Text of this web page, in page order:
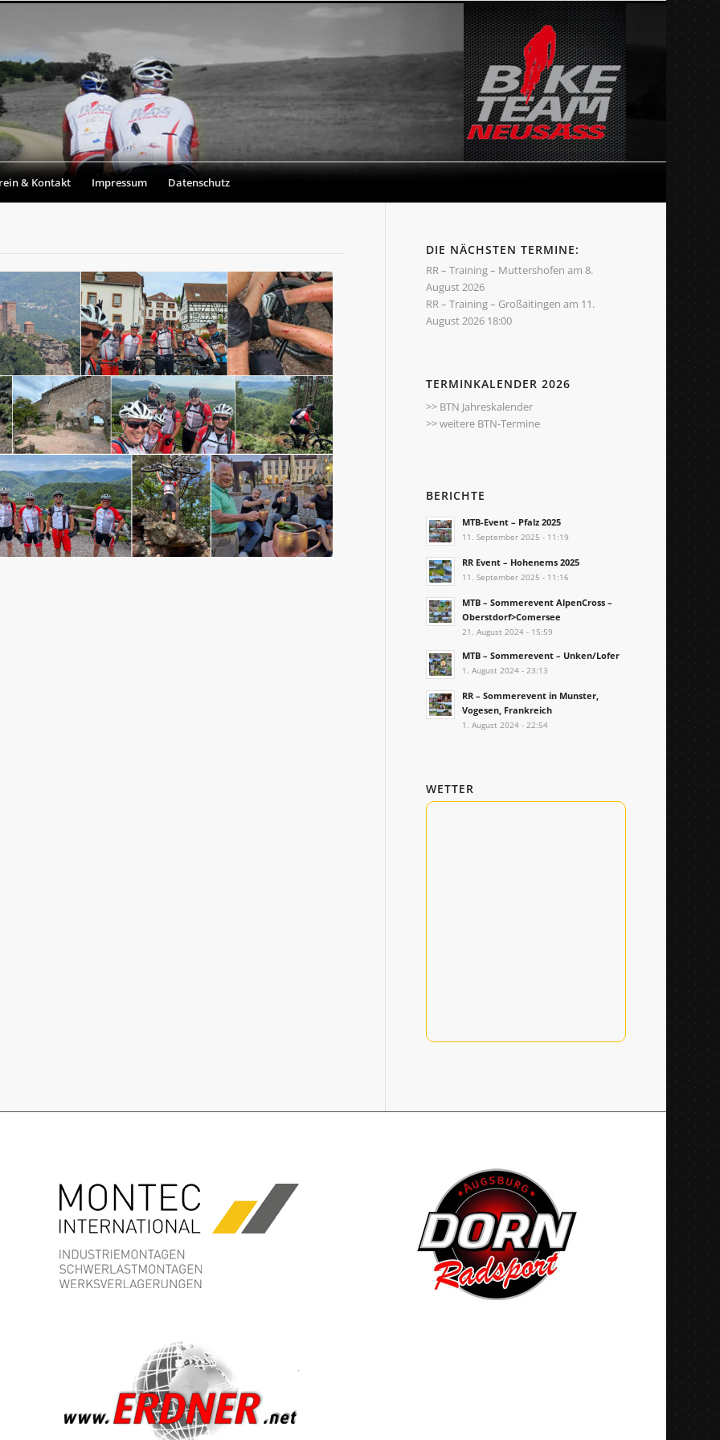
& Kontakt Impressum Datenschutz
DIE NÄCHSTEN TERMINE:
RR – Training – Muttershofen am 8.
August 2026
RR – Training – Großaitingen am 11.
August 2026 18:00
TERMINKALENDER 2026
>> BTN Jahreskalender
>> weitere BTN-Termine
BERICHTE
MTB-Event – Pfalz 2025
11. September 2025 - 11:19
RR Event – Hohenems 2025
11. September 2025 - 11:16
MTB – Sommerevent AlpenCross –
Oberstdorf>Comersee
21. August 2024 - 15:59
MTB – Sommerevent – Unken/Lofer
1. August 2024 - 23:13
RR – Sommerevent in Munster,
Vogesen, Frankreich
1. August 2024 - 22:54
WETTER